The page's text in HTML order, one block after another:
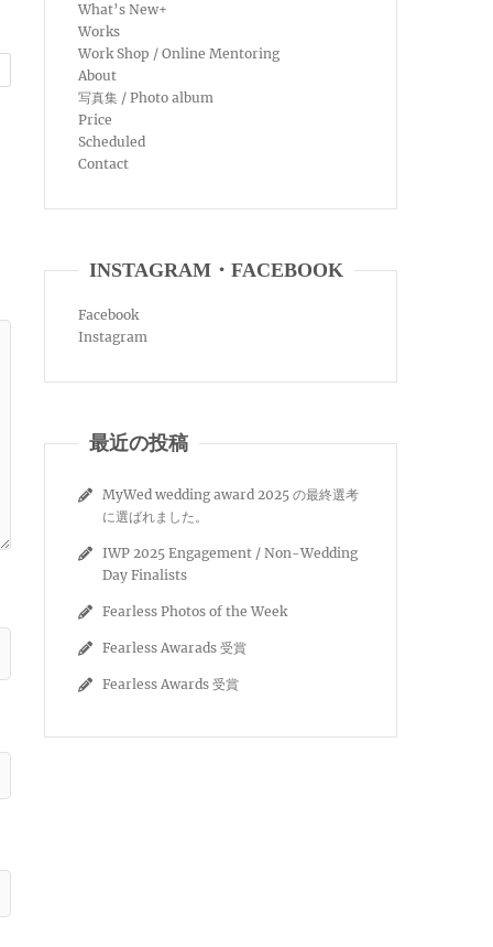
What’s New+
Works
Work Shop / Online Mentoring
About
写真集 / Photo album
Price
Scheduled
Contact
INSTAGRAM・FACEBOOK
Facebook
Instagram
最近の投稿
MyWed wedding award 2025 の最終選考
に選ばれました。
IWP 2025 Engagement / Non-Wedding
Day Finalists
Fearless Photos of the Week
Fearless Awarads 受賞
Fearless Awards 受賞